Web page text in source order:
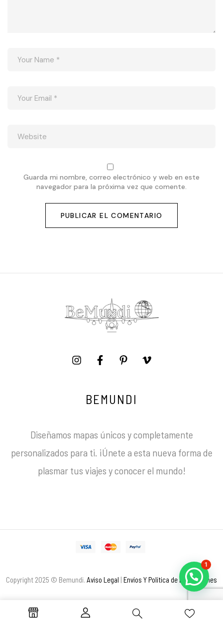
Guarda mi nombre, correo electrónico y web en este
navegador para la próxima vez que comente.
BEMUNDI
Diseñamos mapas únicos y completamente
personalizados para ti. ¡Únete a esta nueva forma de
plasmar tus viajes y conocer el mundo!
Copyright 2025 © Bemundi. Aviso Legal Envíos Y Política de Devoluciones
1